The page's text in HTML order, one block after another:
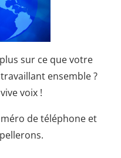
sur ce que votre
ensemble ?
voix !
de téléphone et